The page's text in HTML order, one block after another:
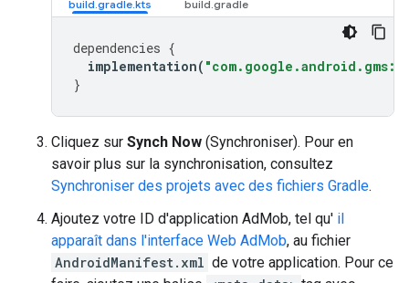
dependencies {
implementation(
}
Cliquez sur Synch Now (Synchroniser). Pour en
savoir plus sur la synchronisation, consultez
Synchroniser des projets avec des fichiers Gradle.
Ajoutez votre ID d'application AdMob, tel qu' il
apparaît dans l'interface Web AdMob, au fichier
AndroidManifest.xml de votre application. Pour ce